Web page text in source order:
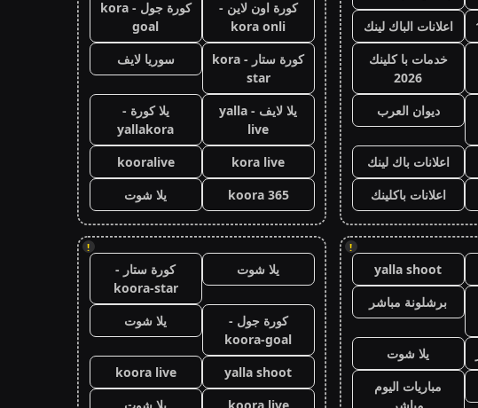
اعلانات الباك لينك
خدمات با كلينك
2026
ديوان العرب
اعلانات باك لينك
اعلانات باكلينك
!
yalla shoot
برشلونة مباشر
يلا شوت
مباريات اليوم
كورة اون لاين -
kora onli
كورة جول - kora
goal
كورة ستار - kora
star
سوريا لايف
يلا لايف - yalla
live
يلا كورة -
yallakora
kora live
kooralive
koora 365
يلا شوت
!
يلا شوت
كورة ستار -
koora-star
كورة جول -
koora-goal
يلا شوت
yalla shoot
koora live